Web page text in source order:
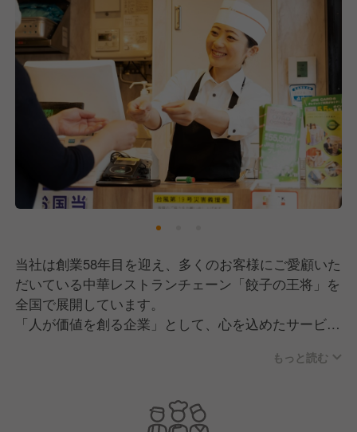
当社は創業58年目を迎え、多くのお客様にご愛顧いた
だいている中華レストランチェーン「餃子の王将」を
全国で展開しています。
「人が価値を創る企業」として、心を込めたサービス
てのおいしさとあたたかいおもてなしを大切にしてい
もっと読む